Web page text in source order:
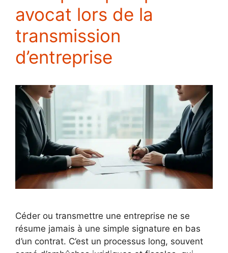
avocat lors de la
transmission
d’entreprise
Céder ou transmettre une entreprise ne se
résume jamais à une simple signature en bas
d’un contrat. C’est un processus long, souvent